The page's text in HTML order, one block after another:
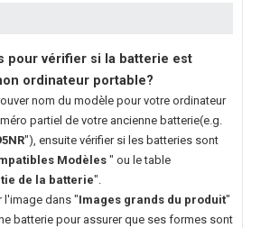
pour vérifier si la batterie est
ordinateur portable?
nom du modèle pour votre ordinateur
partiel de votre ancienne batterie(e.g.
"), ensuite vérifier si les batteries sont
Modèles " ou le table
de la batterie".
l'image dans "Images grands du produit"
batterie pour assurer que ses formes sont